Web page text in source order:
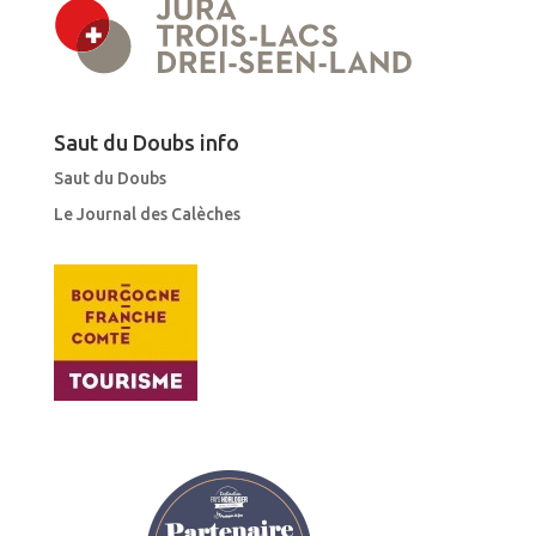
Saut du Doubs info
Saut du Doubs
Le Journal des Calèches